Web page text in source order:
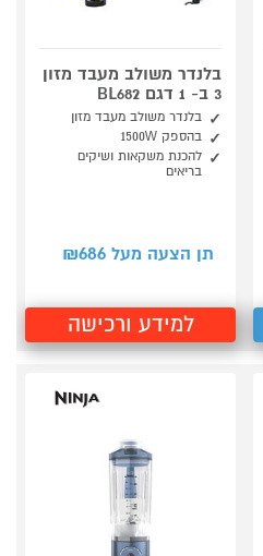
בלנדר משולב מעבד מזון
3 ב- 1 דגם BL682
בלנדר משולב מעבד מזון
בהספק 1500W
להכנת משקאות ושיקים
בריאים
תן הצעה מעל ₪ 686
למידע ורכישה